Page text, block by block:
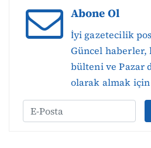
Abone Ol
İyi gazetecilik
Güncel haberler,
bülteni ve Pazar
olarak almak